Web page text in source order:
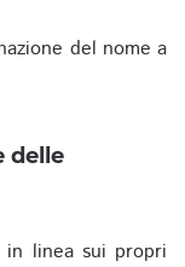
del nome a
delle
linea sui propri